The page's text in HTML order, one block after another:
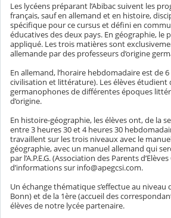
Les lycéens préparant l’Abibac suivent les
français, sauf en allemand et en histoire,
spécifique pour ce cursus et défini en
éducatives des deux pays. En géographie, le
appliqué. Les trois matières sont
allemande par des professeurs d’origine
En allemand, l’horaire hebdomadaire est de
civilisation et littérature). Les élèves étudient
germanophones de différentes époques
d’origine.
En histoire-géographie, les élèves ont, de la
entre 3 heures 30 et 4 heures 30
travaillent sur les trois niveaux avec le
géographie, avec un manuel allemand qui
par l’A.P.E.G. (Association des Parents
d’informations sur info@apegcsi.com.
Un échange thématique s’effectue au niveau
Bonn) et de la 1ère (accueil des
élèves de notre lycée partenaire.